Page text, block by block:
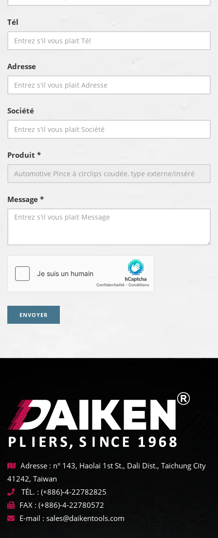
Tél
Adresse
Société
Produit *
Message *
ENVOYER
Adresse : n° 143, Haolai 1st St., Dali Dist., Taichung City
41242, Taiwan
TÉL. : (+886)-4-22782825
FAX : (+886)-4-22780572
E-mail : sales@daikentools.com